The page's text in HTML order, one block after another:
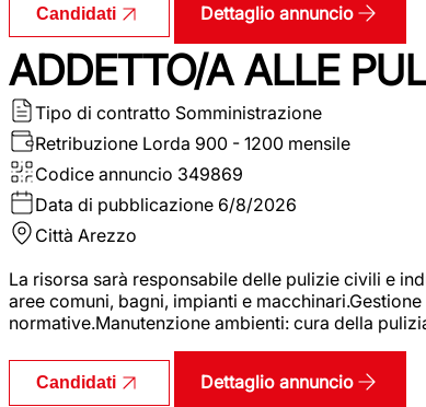
Candidati Dettaglio annuncio
ADDETTO/A ALLE
Tipo di contratto Somministrazione
Retribuzione Lorda 900 - 1200 mensile
Codice annuncio 349869
Data di pubblicazione 6/8/2026
Città Arezzo
La risorsa sarà responsabile delle pulizie civili e
aree comuni, bagni, impianti e
normative.Manutenzione ambienti: cura della
Candidati Dettaglio annuncio